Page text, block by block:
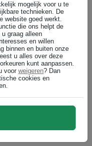
voor mijn printer
moet ik dat doen?
de Wachtwoord
Tonershop
maandag tot en met
uur.
- 17:00.
mogelijk voor u te
technieken. De
website goed werkt.
die ons helpt de
graag alleen
en willen
binnen en buiten onze
leest u alles over deze
kunt aanpassen.
voor weigeren? Dan
cookies en